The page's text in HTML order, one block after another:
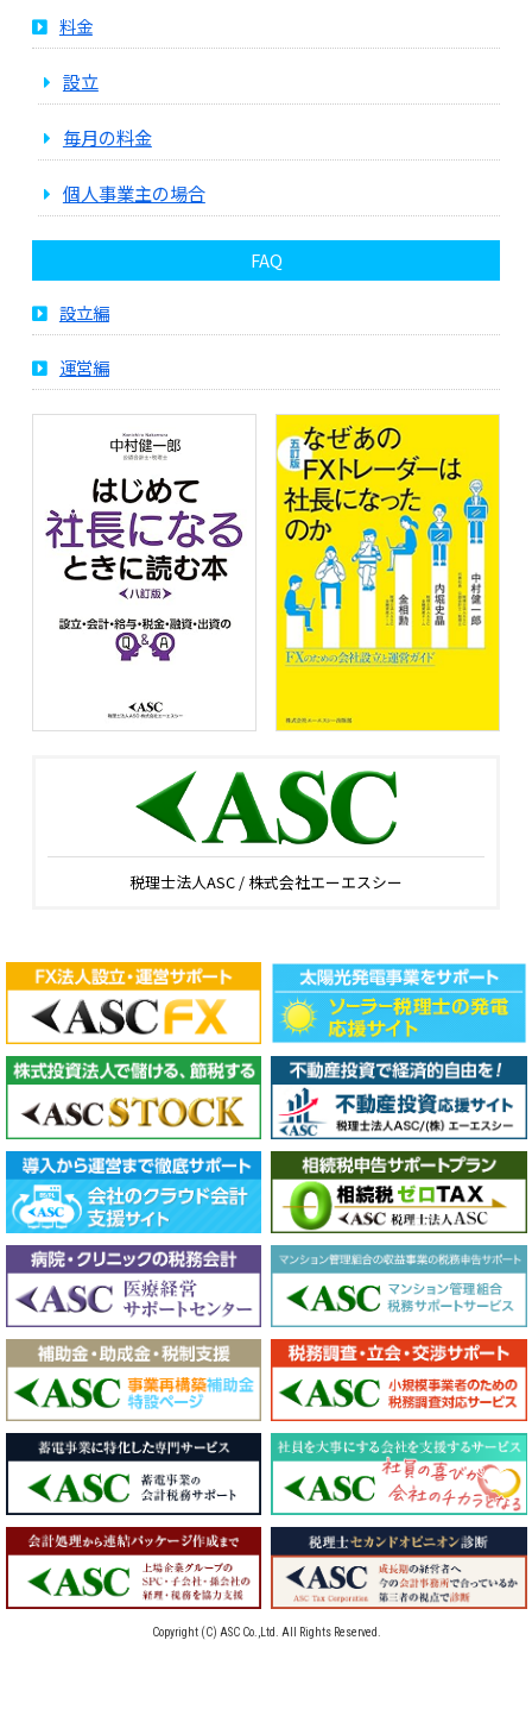
料金
設立
毎月の料金
個人事業主の場合
FAQ
設立編
運営編
税理士法人ASC / 株式会社エーエスシー
Copyright (C) ASC Co.,Ltd. All Rights Reserved.